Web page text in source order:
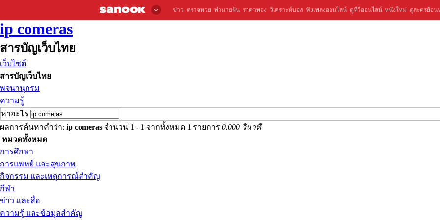
ข่าว ตรวจหวย ทำนายฝัน ราคาทอง วิเคราะห์บอล ฟังเพลงออนไลน์ ดูทีวีออนไลน์ หนังใหม่ ดูละครย้อน
ip comeras
สารบัญเว็บไทย
เว็บไซต์
สารบัญเว็บไทย
พจนานุกรม
ความรู้
หาอะไร
ผลการค้นหาคำว่า: ip comeras จำนวน 1 - 1 จากทั้งหมด 1 รายการ 0.000 วินาที
หมวดทั้งหมด
การศึกษา
การแพทย์ และสุขภาพ
กิจกรรม และเหตุการณ์สำคัญ
กีฬา
ข่าว และสื่อ
ความรู้ และข้อมูลสำคัญ